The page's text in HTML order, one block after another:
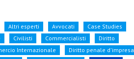
Altri esperti Avvocati
Case Studies
Civilisti Commercialisti
Diritto
Internazionale
Diritto penale d'impresa